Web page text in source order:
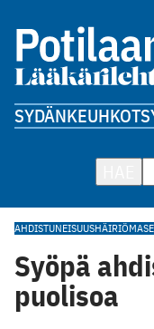
SYDÄNKEUHKOT
AHDISTUNEISUUSHÄIRIÖ
Syöpä
puolisoa